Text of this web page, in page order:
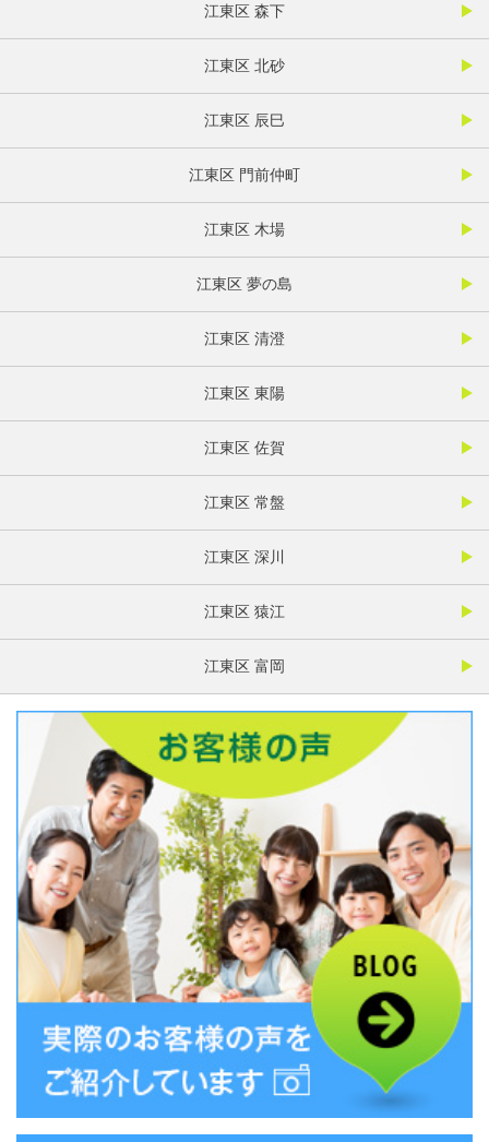
江東区 森下
江東区 北砂
江東区 辰巳
江東区 門前仲町
江東区 木場
江東区 夢の島
江東区 清澄
江東区 東陽
江東区 佐賀
江東区 常盤
江東区 深川
江東区 猿江
江東区 富岡